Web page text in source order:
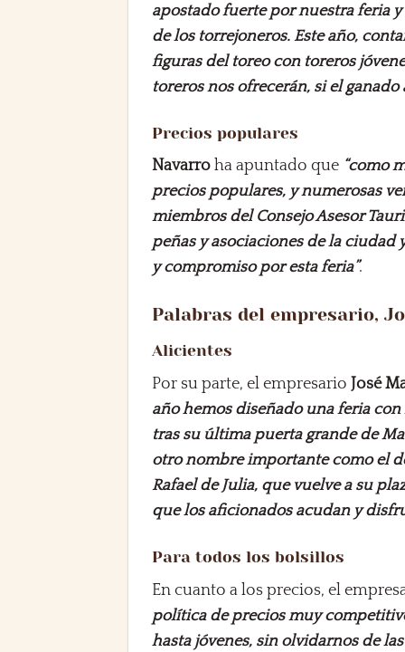
apostado fuerte por nuestra feria
de los torrejoneros. Este año,
figuras del toreo con toreros
toreros nos ofrecerán, si el
Precios populares
Navarro ha apuntado que “como
precios populares, y numerosas
miembros del Consejo Asesor
peñas y asociaciones de la ciudad
y compromiso por esta feria”.
Palabras del empresario,
Alicientes
Por su parte, el empresarioJosé
año hemos diseñado una feria
tras su última puerta grande de
otro nombre importante como el
Rafael de Julia, que vuelve a su
que los aficionados acudan y
Para todos los bolsillos
En cuanto a los precios, el
política de precios muy
hasta jóvenes, sin olvidarnos de